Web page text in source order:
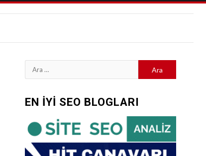
Arama:
EN İYİ SEO BLOGLARI